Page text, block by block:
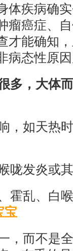
体疾病确
瘤癌症、
才能确知
病态性原
多，大体
，如天热
咙发炎或
霍乱、白
宝
，而不是